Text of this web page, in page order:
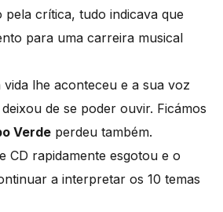
pela crítica, tudo indicava que
para uma carreira musical
vida lhe aconteceu e a sua voz
de se poder ouvir. Ficámos
Verde perdeu também.
CD rapidamente esgotou e o
a interpretar os 10 temas